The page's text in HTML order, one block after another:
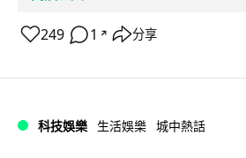
249 1 ↗ 分享
科技娛樂 生活娛樂 城中熱話